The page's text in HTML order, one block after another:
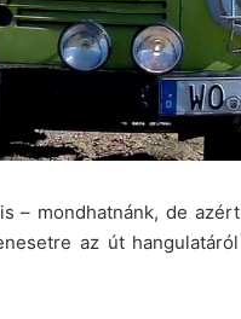
– mondhatnánk, de
az út